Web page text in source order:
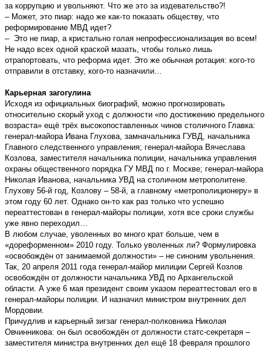
за коррупцию и увольняют. Что же это за издевательство?!
– Может, это пиар: надо же как-то показать обществу, что
реформирование МВД идет?
– Это не пиар, а кристально голая непрофессионализация во всем!
Не надо всех одной краской мазать, чтобы только лишь
отрапортовать, что реформа идет. Это же обычная ротация: кого-то
отправили в отставку, кого-то назначили…
Карьерная загогулина
Исходя из официальных биографий, можно прогнозировать
относительно скорый уход с должности «по достижению предельного
возраста» ещё трёх высокопоставленных чинов столичного Главка:
генерал-майора Ивана Глухова, замначальника ГУВД, начальника
Главного следственного управления; генерал-майора Вячеслава
Козлова, заместителя начальника полиции, начальника управления
охраны общественного порядка ГУ МВД по г. Москве; генерал-майора
Николая Иванова, начальника УВД на столичном метрополитене.
Глухову 56-й год, Козлову – 58-й, а главному «метрополиционеру» в
этом году 60 лет. Однако он-то как раз только что успешно
переаттестован в генерал-майоры полиции, хотя все сроки службы
уже явно переходил…
В любом случае, уволенных во много крат больше, чем в
«дореформенном» 2010 году. Только уволенных ли? Формулировка
«освобождён от занимаемой должности» – не синоним увольнения.
Так, 20 апреля 2011 года генерал-майор милиции Сергей Козлов
освобождён от должности начальника УВД по Архангельской
области. А уже 6 мая президент своим указом переаттестовал его в
генерал-майоры полиции. И назначил министром внутренних дел
Мордовии.
Причудлив и карьерный зигзаг генерал-полковника Николая
Овчинникова: он был освобождён от должности статс-секретаря –
заместителя министра внутренних дел ещё 18 февраля прошлого